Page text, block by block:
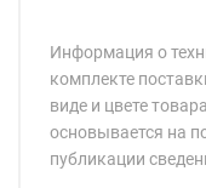
Информация о
комплекте
виде и цвете
основывается на
публикации